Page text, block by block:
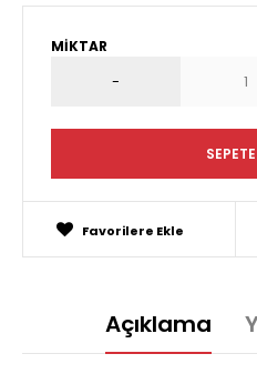
MIKTAR
Favorilere Ekle
Açıklama